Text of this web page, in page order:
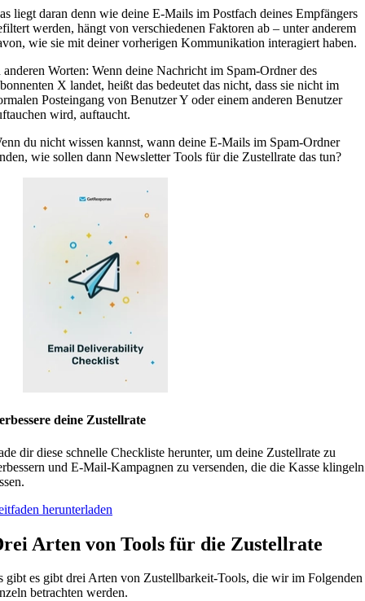
liegt daran denn wie deine E-Mails im Postfach deines Empfängers
werden, hängt von verschiedenen Faktoren ab – unter anderem
wie sie mit deiner vorherigen Kommunikation interagiert haben.
anderen Worten: Wenn deine Nachricht im Spam-Ordner des
X landet, heißt das bedeutet das nicht, dass sie nicht im
Posteingang von Benutzer Y oder einem anderen Benutzer
wird, auftaucht.
du nicht wissen kannst, wann deine E-Mails im Spam-Ordner
wie sollen dann Newsletter Tools für die Zustellrate das tun?
deine Zustellrate
dir diese schnelle Checkliste herunter, um deine Zustellrate zu
und E-Mail-Kampagnen zu versenden, die die Kasse klingeln
herunterladen
Arten von Tools für die Zustellrate
gibt es gibt drei Arten von Zustellbarkeit-Tools, die wir im Folgenden
betrachten werden.